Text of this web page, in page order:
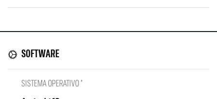
SOFTWARE
SISTEMA OPERATIVO *